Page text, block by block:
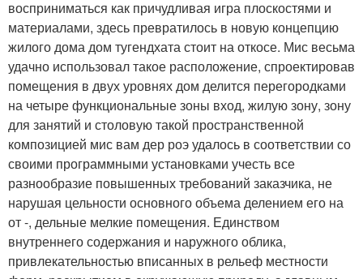
восприниматься как причудливая игра плоскостями и
материалами, здесь превратилось в новую концепцию
жилого дома дом тугендхата стоит на откосе. Мис весьма
удачно использовал такое расположение, спроектировав
помещения в двух уровнях дом делится перегородками
на четыре функциональные зоны вход, жилую зону, зону
для занятий и столовую такой пространственной
композицией мис вам дер роэ удалось в соответствии со
своими программными установками учесть все
разнообразие повышенных требований заказчика, не
нарушая цельности основного объема делением его на
от -, дельные мелкие помещения. Единством
внутреннего содержания и наружного облика,
привлекательностью вписанных в рельеф местности